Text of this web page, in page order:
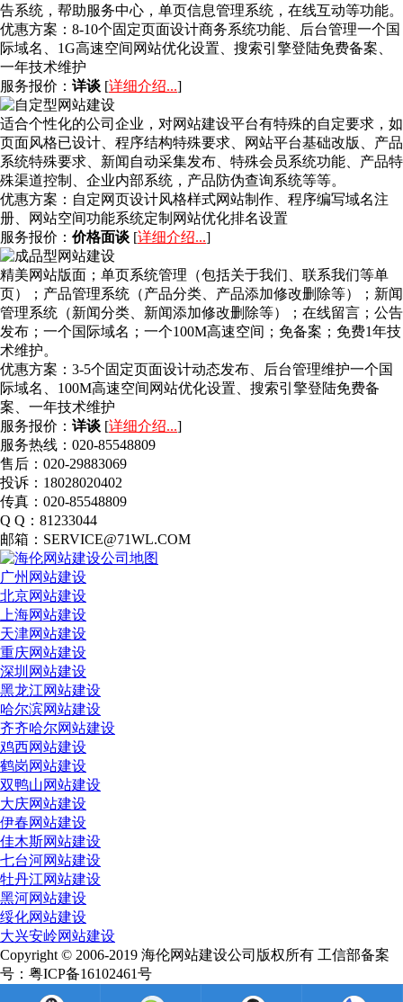
告系统，帮助服务中心，单页信息管理系统，在线互动等功能。
优惠方案： 8-10个固定页面设计商务系统功能、后台管理一个国
际域名、1G高速空间网站优化设置、搜索引擎登陆免费备案、
一年技术维护
服务报价： 详谈 [详细介绍...]
适合个性化的公司企业，对网站建设平台有特殊的自定要求，如
页面风格已设计、程序结构特殊要求、网站平台基础改版、产品
系统特殊要求、新闻自动采集发布、特殊会员系统功能、产品特
殊渠道控制、企业内部系统，产品防伪查询系统等等。
优惠方案： 自定网页设计风格样式网站制作、程序编写域名注
册、网站空间功能系统定制网站优化排名设置
服务报价： 价格面谈 [详细介绍...]
精美网站版面；单页系统管理（包括关于我们、联系我们等单
页）；产品管理系统（产品分类、产品添加修改删除等）；新闻
管理系统（新闻分类、新闻添加修改删除等）；在线留言；公告
发布；一个国际域名；一个100M高速空间；免备案；免费1年技
术维护。
优惠方案： 3-5个固定页面设计动态发布、后台管理维护一个国
际域名、100M高速空间网站优化设置、搜索引擎登陆免费备
案、一年技术维护
服务报价： 详谈 [详细介绍...]
服务热线：020-85548809
售后：020-29883069
投诉：18028020402
传真：020-85548809
Q Q：81233044
邮箱：SERVICE@71WL.COM
广州网站建设
北京网站建设
上海网站建设
天津网站建设
重庆网站建设
深圳网站建设
黑龙江网站建设
哈尔滨网站建设
齐齐哈尔网站建设
鸡西网站建设
鹤岗网站建设
双鸭山网站建设
大庆网站建设
伊春网站建设
佳木斯网站建设
七台河网站建设
牡丹江网站建设
黑河网站建设
绥化网站建设
大兴安岭网站建设
Copyright © 2006-2019 海伦网站建设公司版权所有 工信部备案
号：粤ICP备16102461号